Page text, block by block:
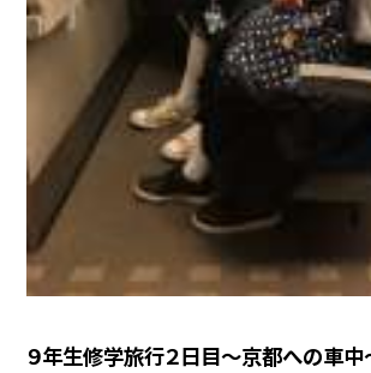
９年生修学旅行２日目〜京都への車中